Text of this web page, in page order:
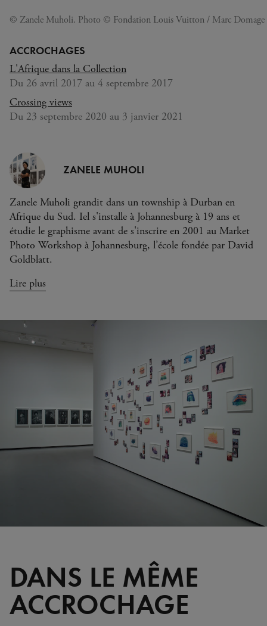
© Zanele Muholi. Photo © Fondation Louis Vuitton / Marc Domage
ACCROCHAGES
L'Afrique dans la Collection
Du 26 avril 2017 au 4 septembre 2017
Crossing views
Du 23 septembre 2020 au 3 janvier 2021
ZANELE MUHOLI
Zanele Muholi grandit dans un township à Durban en
Afrique du Sud. Iel s'installe à Johannesburg à 19 ans et
étudie le graphisme avant de s'inscrire en 2001 au Market
Photo Workshop à Johannesburg, l’école fondée par David
Goldblatt.
Lire plus
DANS LE MÊME
ACCROCHAGE